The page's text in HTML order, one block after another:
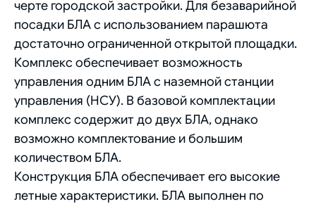
черте городской застройки. Для безаварийной
посадки БЛА с использованием парашюта
достаточно ограниченной открытой площадки.
Комплекс обеспечивает возможность
управления одним БЛА с наземной станции
управления (НСУ). В базовой комплектации
комплекс содержит до двух БЛА, однако
возможно комплектование и большим
количеством БЛА.
Конструкция БЛА обеспечивает его высокие
летные характеристики. БЛА выполнен по